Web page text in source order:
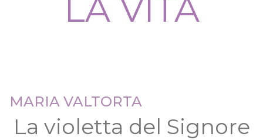
LA VITA
MARIA VALTORTA
La violetta del Signore